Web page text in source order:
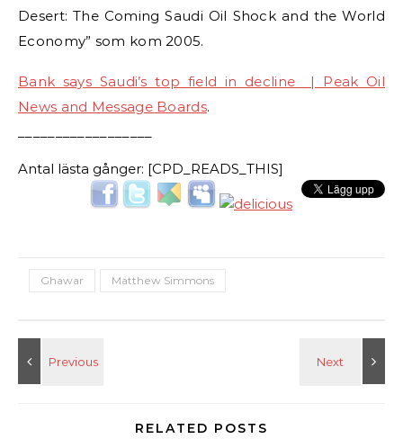
Desert: The Coming Saudi Oil Shock and the World
Economy” som kom 2005.
Bank says Saudi’s top field in decline | Peak Oil
News and Message Boards.
Antal lästa gånger: [CPD_READS_THIS]
Ghawar Matthew Simmons
RELATED POSTS